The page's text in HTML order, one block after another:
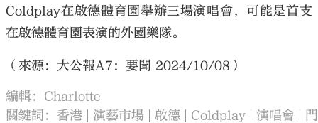
Coldplay在啟德體育園舉辦三場演唱會，可能是首支
在啟德體育園表演的外國樂隊。
（來源：大公報A7：要聞 2024/10/08）
編輯：Charlotte
關鍵詞： 香港 演藝市場 啟德 Coldplay 演唱會